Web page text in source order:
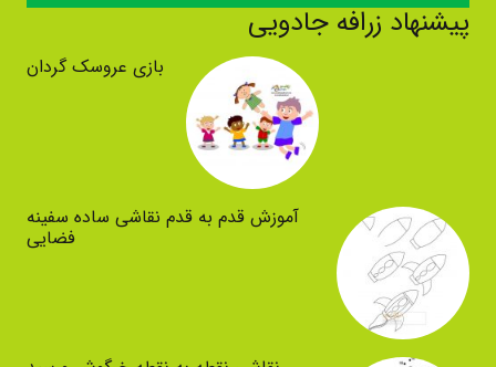
پیشنهاد زرافه جادویی
بازی عروسک گردان
آموزش قدم به قدم نقاشی ساده سفینه
فضایی